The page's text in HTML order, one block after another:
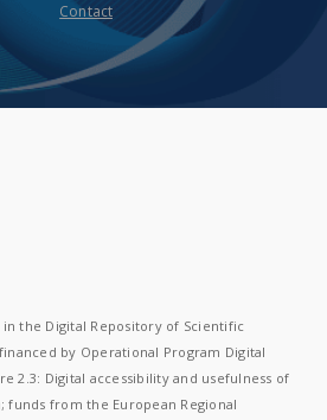
Contact
the Digital Repository of Scientific
by Operational Program Digital
2.3: Digital accessibility and usefulness of
from the European Regional